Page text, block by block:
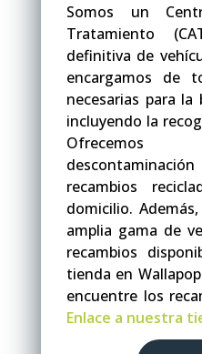
Somos un
Tratamiento
definitiva de
encargamos de
necesarias para
incluyendo la
Ofrecemos
recambios
domicilio.
amplia gama de
recambios
tienda en
encuentre los
Enlace a nuestra